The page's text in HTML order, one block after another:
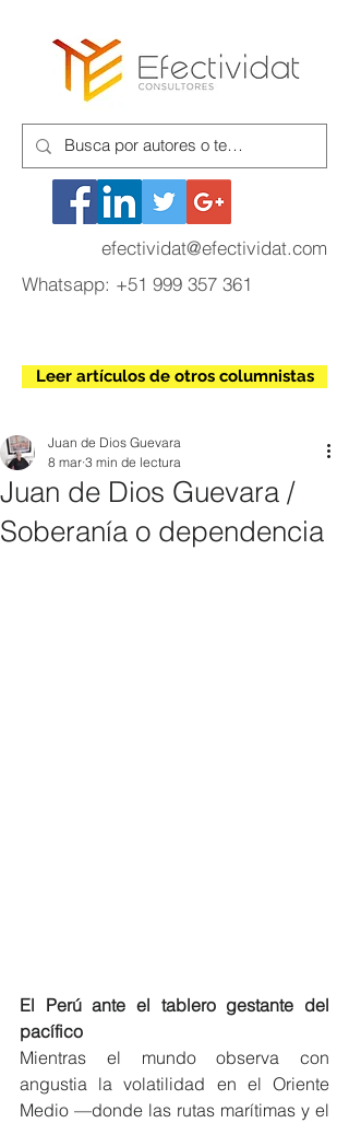
efectividat@efectividat.com
Whatsapp: +51 999 357 361
Leer artículos de otros columnistas
Juan de Dios Guevara /
Soberanía o dependencia
Juan de Dios Guevara
8 mar 3 min de lectura
El Perú ante el tablero gestante del
pacífico
Mientras el mundo observa con
angustia la volatilidad en el Oriente
Medio —donde las rutas marítimas y el